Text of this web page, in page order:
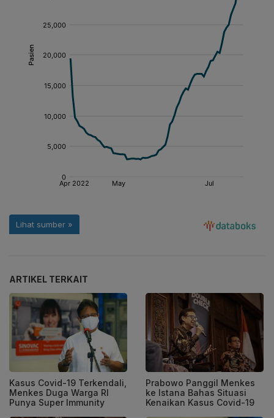
ARTIKEL TERKAIT
Kasus Covid-19 Terkendali,
Menkes Duga Warga RI
Punya Super Immunity
Prabowo Panggil Menkes
ke Istana Bahas Situasi
Kenaikan Kasus Covid-19